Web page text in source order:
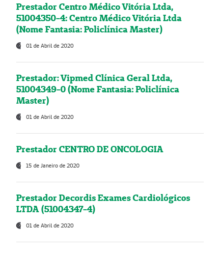
Prestador Centro Médico Vitória Ltda,
51004350-4: Centro Médico Vitória Ltda
(Nome Fantasia: Policlínica Master)
01 de Abril de 2020
Prestador: Vipmed Clínica Geral Ltda,
51004349-0 (Nome Fantasia: Policlínica
Master)
01 de Abril de 2020
Prestador CENTRO DE ONCOLOGIA
15 de Janeiro de 2020
Prestador Decordis Exames Cardiológicos
LTDA (51004347-4)
01 de Abril de 2020